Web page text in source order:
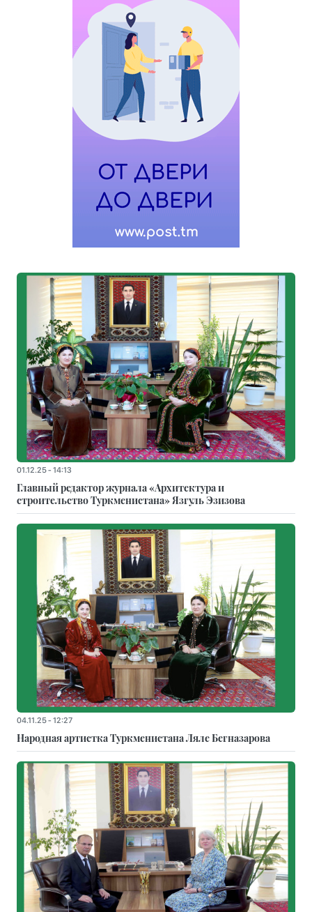
01.12.25 - 14:13
Главный редактор журнала «Архитектура и
строительство Туркменистана» Язгуль Эзизова
04.11.25 - 12:27
Народная артистка Туркменистана Ляле Бегназарова